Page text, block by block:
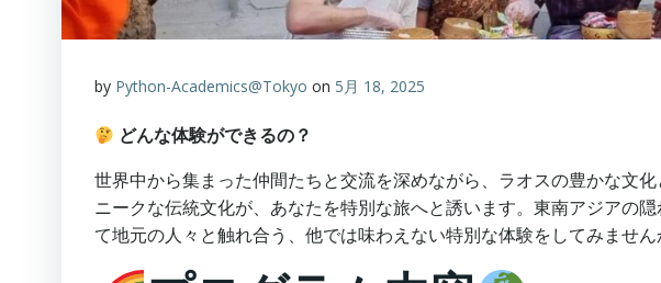
by Python-Academics@Tokyo on 5月 18, 2025
どんな体験ができるの？
世界中から集まった仲間たちと交流を深めながら、ラオスの豊かな文
ニークな伝統文化が、あなたを特別な旅へと誘います。東南アジアの
て地元の人々と触れ合う、他では味わえない特別な体験をしてみません